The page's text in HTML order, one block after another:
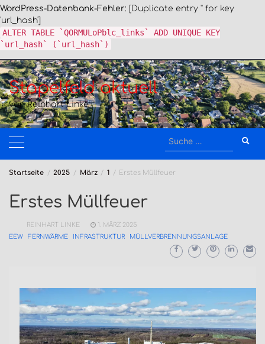
WordPress-Datenbank-Fehler: [Duplicate entry '' for key
'url_hash']
ALTER TABLE `QORMULoPblc_links` ADD UNIQUE KEY
`url_hash` (`url_hash`)
Zum
Inhalt
springen
Stapelfeld aktuell
von Reinhart Linke
Suche
nach:
Startseite 2025 März 1 Erstes Müllfeuer
Erstes Müllfeuer
REINHART LINKE
1. MÄRZ 2025
EEW
FERNWÄRME INFRASTRUKTUR MÜLLVERBRENNUNGSANLAGE